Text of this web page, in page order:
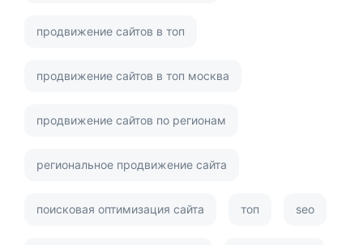
продвижение сайтов в топ
продвижение сайтов в топ москва
продвижение сайтов по регионам
региональное продвижение сайта
поисковая оптимизация сайта топ seo